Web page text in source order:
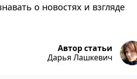
о новостях и взгляде
Автор статьи
Дарья Лашкевич